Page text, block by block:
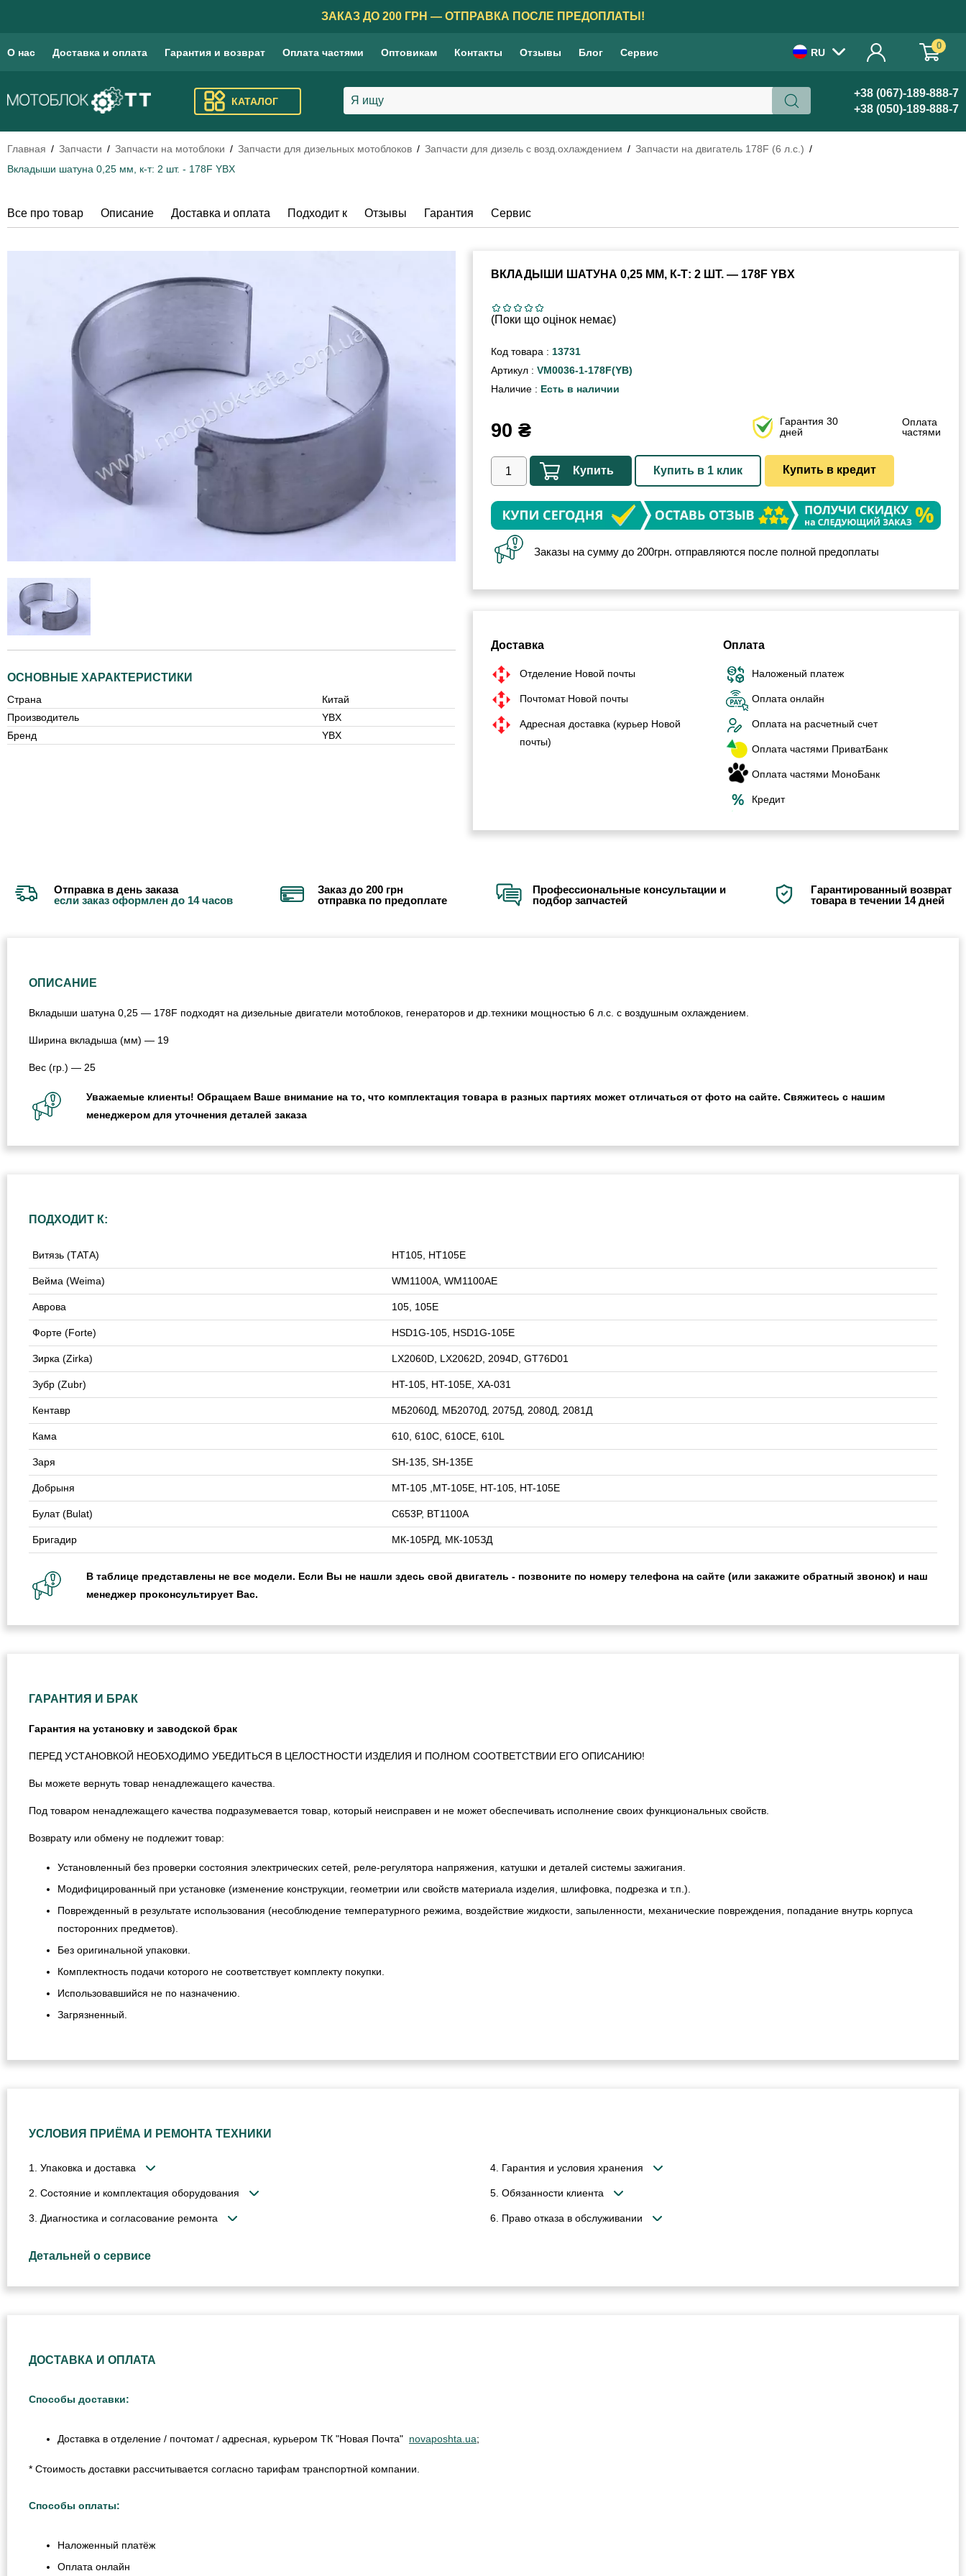
ЗАКАЗ ДО 200 ГРН — ОТПРАВКА ПОСЛЕ ПРЕДОПЛАТЫ!
О нас Доставка и оплата Гарантия и возврат Оплата частями Оптовикам Контакты Отзывы Блог Сервис RU
0
КАТАЛОГ
+38 (067)-189-888-7
+38 (050)-189-888-7
Главная Запчасти Запчасти на мотоблоки Запчасти для дизельных мотоблоков Запчасти для дизель с возд.охлаждением
Запчасти на двигатель 178F (6 л.с.)
Вкладыши шатуна 0,25 мм, к-т: 2 шт. - 178F YBX
Все про товар Описание Доставка и оплата Подходит к Отзывы Гарантия Сервис
ОСНОВНЫЕ ХАРАКТЕРИСТИКИ
Страна
Китай
Производитель
YBX
Бренд
YBX
ВКЛАДЫШИ ШАТУНА 0,25 ММ, К-Т: 2 ШТ. — 178F YBX
(Поки що оцінок немає)
Код товара : 13731
Артикул : VM0036-1-178F(YB)
Наличие : Есть в наличии
90 ₴
Гарантия 30
дней
Оплата
частями
Купить Купить в 1 клик Купить в кредит
Заказы на сумму до 200грн. отправляются после полной предоплаты
Доставка
Отделение Новой почты
Почтомат Новой почты
Адресная доставка (курьер Новой
почты)
Оплата
Наложеный платеж
Оплата онлайн
Оплата на расчетный счет
Оплата частями ПриватБанк
Оплата частями МоноБанк
Кредит
Отправка в день заказа
если заказ оформлен до 14 часов
Заказ до 200 грн
отправка по предоплате
Профессиональные консультации и
подбор запчастей
Гарантированный возврат
товара в течении 14 дней
ОПИСАНИЕ
Вкладыши шатуна 0,25 — 178F подходят на дизельные двигатели мотоблоков, генераторов и др.техники мощностью 6 л.с. с воздушным охлаждением.
Ширина вкладыша (мм) — 19
Вес (гр.) — 25
Уважаемые клиенты! Обращаем Ваше внимание на то, что комплектация товара в разных партиях может отличаться от фото на сайте. Свяжитесь с нашим
менеджером для уточнения деталей заказа
ПОДХОДИТ К:
Витязь (ТАТА) HT105, HT105E
Вейма (Weima) WM1100А, WM1100АE
Аврова 105, 105E
Форте (Forte) HSD1G-105, HSD1G-105E
Зирка (Zirka) LX2060D, LX2062D, 2094D, GT76D01
Зубр (Zubr) HT-105, HT-105E, XA-031
Кентавр МБ2060Д, МБ2070Д, 2075Д, 2080Д, 2081Д
Кама 610, 610С, 610CE, 610L
Заря SH-135, SH-135E
Добрыня MT-105 ,MT-105E, HT-105, HT-105E
Булат (Bulat) C653P, BT1100A
Бригадир МК-105РД, МК-105ЗД
В таблице представлены не все модели. Если Вы не нашли здесь свой двигатель - позвоните по номеру телефона на сайте (или закажите обратный звонок) и наш
менеджер проконсультирует Вас.
ГАРАНТИЯ И БРАК
Гарантия на установку и заводской брак
ПЕРЕД УСТАНОВКОЙ НЕОБХОДИМО УБЕДИТЬСЯ В ЦЕЛОСТНОСТИ ИЗДЕЛИЯ И ПОЛНОМ СООТВЕТСТВИИ ЕГО ОПИСАНИЮ!
Вы можете вернуть товар ненадлежащего качества.
Под товаром ненадлежащего качества подразумевается товар, который неисправен и не может обеспечивать исполнение своих функциональных свойств.
Возврату или обмену не подлежит товар:
Установленный без проверки состояния электрических сетей, реле-регулятора напряжения, катушки и деталей системы зажигания.
Модифицированный при установке (изменение конструкции, геометрии или свойств материала изделия, шлифовка, подрезка и т.п.).
Поврежденный в результате использования (несоблюдение температурного режима, воздействие жидкости, запыленности, механические повреждения, попадание внутрь корпуса
посторонних предметов).
Без оригинальной упаковки.
Комплектность подачи которого не соответствует комплекту покупки.
Использовавшийся не по назначению.
Загрязненный.
УСЛОВИЯ ПРИЁМА И РЕМОНТА ТЕХНИКИ
1. Упаковка и доставка
2. Состояние и комплектация оборудования
3. Диагностика и согласование ремонта
4. Гарантия и условия хранения
5. Обязанности клиента
6. Право отказа в обслуживании
Детальней о сервисе
ДОСТАВКА И ОПЛАТА
Способы доставки:
Доставка в отделение / почтомат / адресная, курьером ТК "Новая Почта" novaposhta.ua;
* Стоимость доставки рассчитывается согласно тарифам транспортной компании.
Способы оплаты:
Наложенный платёж
Оплата онлайн